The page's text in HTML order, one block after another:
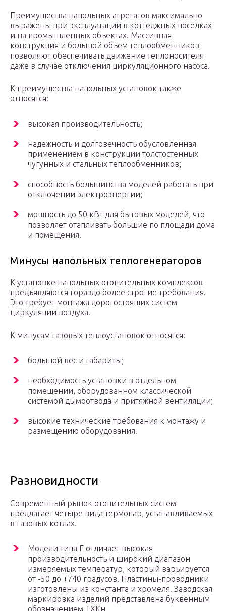
Преимущества напольных агрегатов максимально
выражены при эксплуатации в коттеджных поселках
и на промышленных объектах. Массивная
конструкция и большой объем теплообменников
позволяют обеспечивать движение теплоносителя
даже в случае отключения циркуляционного насоса.
К преимущества напольных установок также
относятся:
высокая производительность;
надежность и долговечность обусловленная
применением в конструкции толстостенных
чугунных и стальных теплообменников;
способность большинства моделей работать при
отключении электроэнергии;
мощность до 50 кВт для бытовых моделей, что
позволяет отапливать большие по площади дома
и помещения.
Минусы напольных теплогенераторов
К установке напольных отопительных комплексов
предъявляются гораздо более строгие требования.
Это требует монтажа дорогостоящих систем
циркуляции воздуха.
К минусам газовых теплоустановок относятся:
большой вес и габариты;
необходимость установки в отдельном
помещении, оборудованном классической
системой дымоотвода и притяжной вентиляции;
высокие технические требования к монтажу и
размещению оборудования.
Разновидности
Современный рынок отопительных систем
предлагает четыре вида термопар, устанавливаемых
в газовых котлах.
Модели типа Е отличает высокая
производительность и широкий диапазон
измеряемых температур, который варьируется
от -50 до +740 градусов. Пластины-проводники
изготовлены из константа и хромеля. Заводская
маркировка изделий представлена буквенным
обозначением ТХКн.